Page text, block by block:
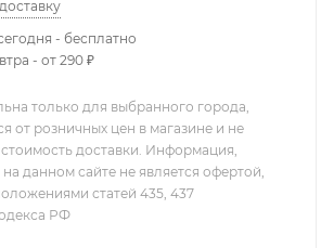
- бесплатно
- от 290 ₽
только для выбранного города,
от розничных цен в магазине и не
стоимость доставки. Информация,
данном сайте не является офертой,
статей 435, 437
РФ